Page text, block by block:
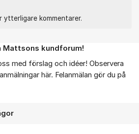
ytterligare kommentarer.
Mattsons kundforum!
med förslag och idéer! Observera
här. Felanmälan gör du på